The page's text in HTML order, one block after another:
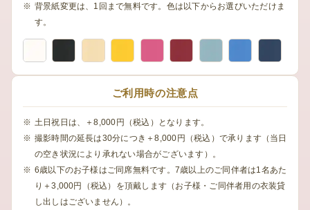
背景紙変更は、1回まで無料です。色は以下からお選びいただけま
す。
ご利用時の注意点
土日祝日は、＋8,000円（税込）となります。
撮影時間の延長は30分につき＋8,000円（税込）で承ります（当日
の空き状況により承れない場合がございます）。
6歳以下のお子様はご同席無料です。7歳以上のご同伴者は1名あた
り＋3,000円（税込）を頂戴します（お子様・ご同伴者用の衣装貸
し出しはございません）。